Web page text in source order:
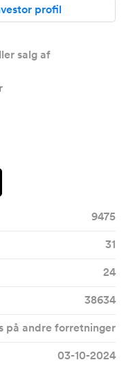
profil
salg af
9475
31
24
38634
på andre forretninger
03-10-2024